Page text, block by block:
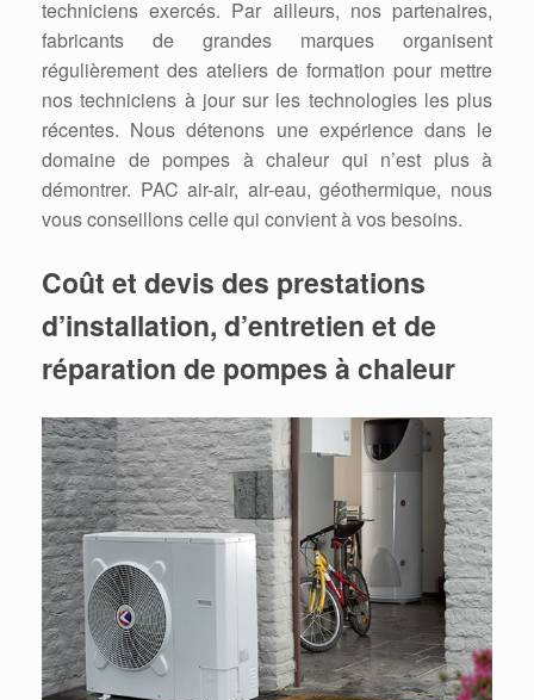
techniciens exercés. Par ailleurs, nos partenaires,
fabricants de grandes marques organisent
régulièrement des ateliers de formation pour mettre
nos techniciens à jour sur les technologies les plus
récentes. Nous détenons une expérience dans le
domaine de pompes à chaleur qui n’est plus à
démontrer. PAC air-air, air-eau, géothermique, nous
vous conseillons celle qui convient à vos besoins.
Coût et devis des prestations
d’installation, d’entretien et de
réparation de pompes à chaleur